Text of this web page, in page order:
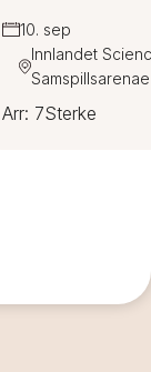
10. sep
Innlandet
Arr: 7Sterke